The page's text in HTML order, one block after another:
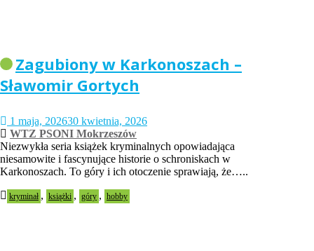
Zagubiony w Karkonoszach –
Sławomir Gortych
1 maja, 202630 kwietnia, 2026
WTZ PSONI Mokrzeszów
Niezwykła seria książek kryminalnych opowiadająca
niesamowite i fascynujące historie o schroniskach w
Karkonoszach. To góry i ich otoczenie sprawiają, że…..
kryminał , książki , góry , hobby